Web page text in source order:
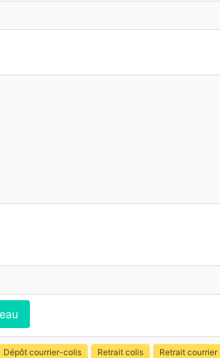
Dépôt courrier-colis Retrait colis Retrait courrier